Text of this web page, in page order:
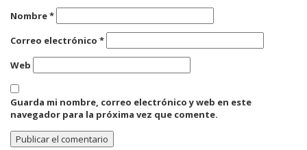
Nombre*
Correo electrónico *
Web
Guarda mi nombre, correo electrónico y web en este
navegador para la próxima vez que comente.